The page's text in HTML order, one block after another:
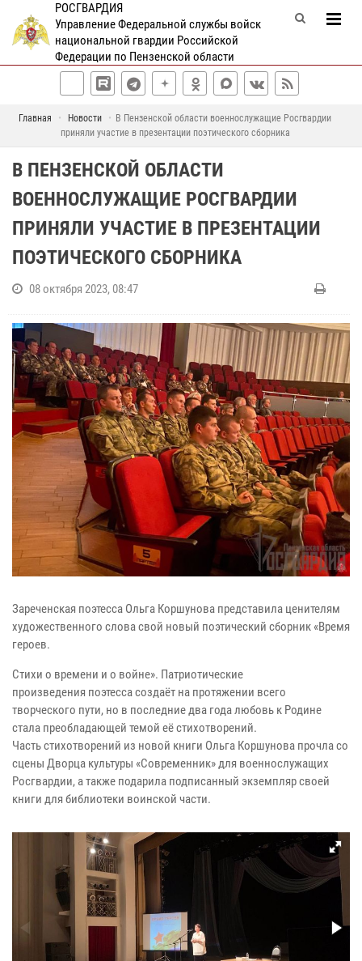
РОСГВАРДИЯ
Управление Федеральной службы войск
национальной гвардии Российской
Федерации по Пензенской области
Главная Новости
В Пензенской области военнослужащие Росгвардии
приняли участие в презентации поэтического сборника
В ПЕНЗЕНСКОЙ ОБЛАСТИ
ВОЕННОСЛУЖАЩИЕ РОСГВАРДИИ
ПРИНЯЛИ УЧАСТИЕ В ПРЕЗЕНТАЦИИ
ПОЭТИЧЕСКОГО СБОРНИКА
08 октября 2023, 08:47
Зареченская поэтесса Ольга Коршунова представила ценителям
художественного слова свой новый поэтический сборник «Время
героев.
Стихи о времени и о войне». Патриотические
произведения поэтесса создаёт на протяжении всего
творческого пути, но в последние два года любовь к Родине
стала преобладающей темой её стихотворений.
Часть стихотворений из новой книги Ольга Коршунова прочла со
сцены Дворца культуры «Современник» для военнослужащих
Росгвардии, а также подарила подписанный экземпляр своей
книги для библиотеки воинской части.